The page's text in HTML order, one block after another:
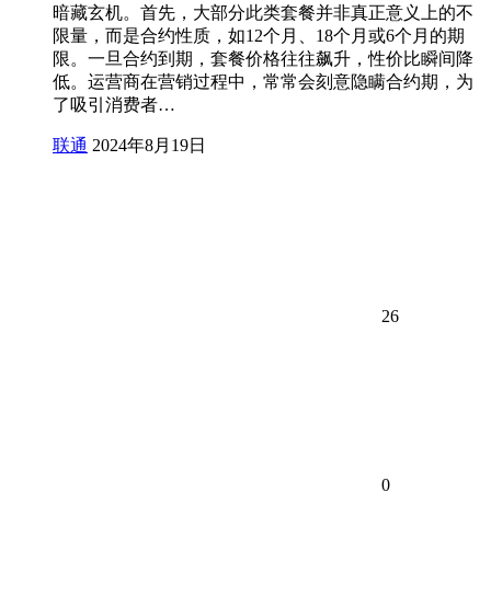
暗藏玄机。首先，大部分此类套餐并非真正意义上的不
限量，而是合约性质，如12个月、18个月或6个月的期
限。一旦合约到期，套餐价格往往飙升，性价比瞬间降
低。运营商在营销过程中，常常会刻意隐瞒合约期，为
了吸引消费者…
联通 2024年8月19日
26
0